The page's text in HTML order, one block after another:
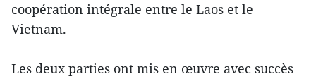
coopération intégrale entre le Laos et le
Vietnam.
Les deux parties ont mis en œuvre avec succès